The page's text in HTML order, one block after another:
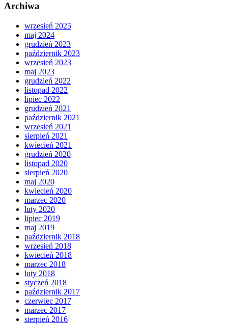
Archiwa
wrzesień 2025
maj 2024
grudzień 2023
październik 2023
wrzesień 2023
maj 2023
grudzień 2022
listopad 2022
lipiec 2022
grudzień 2021
październik 2021
wrzesień 2021
sierpień 2021
kwiecień 2021
grudzień 2020
listopad 2020
sierpień 2020
maj 2020
kwiecień 2020
marzec 2020
luty 2020
lipiec 2019
maj 2019
październik 2018
wrzesień 2018
kwiecień 2018
marzec 2018
luty 2018
styczeń 2018
październik 2017
czerwiec 2017
marzec 2017
sierpień 2016